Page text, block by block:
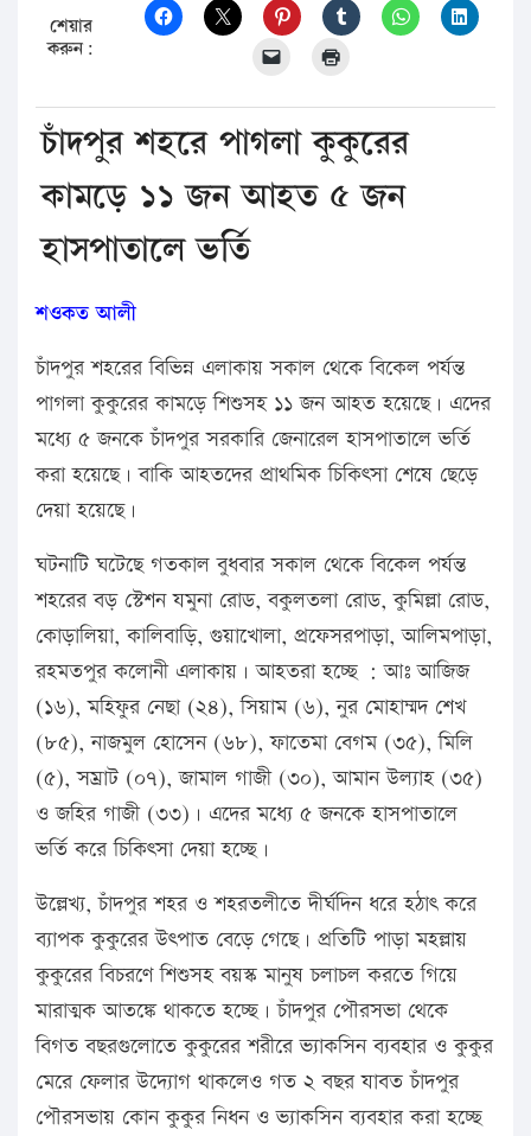
শেয়ার
করুন:
চাঁদপুর শহরে পাগলা কুকুরের
কামড়ে ১১ জন আহত ৫ জন
হাসপাতালে ভর্তি
শওকত আলী
চাঁদপুর শহরের বিভিন্ন এলাকায় সকাল থেকে বিকেল পর্যন্ত
পাগলা কুকুরের কামড়ে শিশুসহ ১১ জন আহত হয়েছে। এদের
মধ্যে ৫ জনকে চাঁদপুর সরকারি জেনারেল হাসপাতালে ভর্তি
করা হয়েছে। বাকি আহতদের প্রাথমিক চিকিৎসা শেষে ছেড়ে
দেয়া হয়েছে।
ঘটনাটি ঘটেছে গতকাল বুধবার সকাল থেকে বিকেল পর্যন্ত
শহরের বড় স্টেশন যমুনা রোড, বকুলতলা রোড, কুমিল্লা রোড,
কোড়ালিয়া, কালিবাড়ি, গুয়াখোলা, প্রফেসরপাড়া, আলিমপাড়া,
রহমতপুর কলোনী এলাকায়। আহতরা হচ্ছে : আঃ আজিজ
(১৬), মহিফুর নেছা (২৪), সিয়াম (৬), নুর মোহাম্মদ শেখ
(৮৫), নাজমুল হোসেন (৬৮), ফাতেমা বেগম (৩৫), মিলি
(৫), সম্রাট (০৭), জামাল গাজী (৩০), আমান উল্যাহ (৩৫)
ও জহির গাজী (৩৩)। এদের মধ্যে ৫ জনকে হাসপাতালে
ভর্তি করে চিকিৎসা দেয়া হচ্ছে।
উল্লেখ্য, চাঁদপুর শহর ও শহরতলীতে দীর্ঘদিন ধরে হঠাৎ করে
ব্যাপক কুকুরের উৎপাত বেড়ে গেছে। প্রতিটি পাড়া মহল্লায়
কুকুরের বিচরণে শিশুসহ বয়স্ক মানুষ চলাচল করতে গিয়ে
মারাত্মক আতঙ্কে থাকতে হচ্ছে। চাঁদপুর পৌরসভা থেকে
বিগত বছরগুলোতে কুকুরের শরীরে ভ্যাকসিন ব্যবহার ও কুকুর
মেরে ফেলার উদ্যোগ থাকলেও গত ২ বছর যাবত চাঁদপুর
পৌরসভায় কোন কুকুর নিধন ও ভ্যাকসিন ব্যবহার করা হচ্ছে